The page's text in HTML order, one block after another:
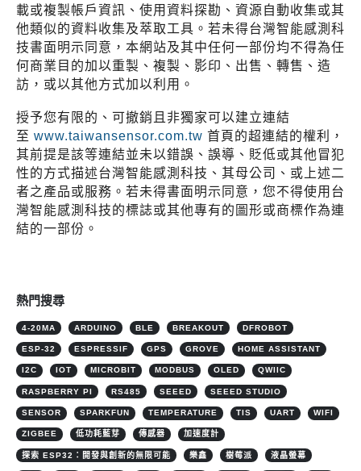
載或複製帳戶資訊、使用資料探勘、資源自動收集或其
他類似的資料收集及萃取工具。若未得台灣智能感測科
技書面明示同意，本網站及其中任何一部份均不得為任
何商業目的加以重製、複製、影印、出售、轉售、造
訪，或以其他方式加以利用。
授予您有限的、可撤銷且非獨家可以建立連結
至 www.taiwansensor.com.tw 首頁的超連結的權利，
其前提是該等連結並未以錯誤、誤導、貶低或其他冒犯
性的方式描述台灣智能感測科技、其母公司、或上述二
者之產品或服務。若未得書面明示同意，您不得使用台
灣智能感測科技的標誌或其他專有的圖形或商標作為連
結的一部份。
熱門搜尋
4-20MA ARDUINO BLE BREAKOUT DFROBOT
ESP-32 ESPRESSIF GPS GROVE HOME ASSISTANT
I2C IOT MICROBIT MODBUS OLED QWIIC
RASPBERRY PI RS485 SEEED SEEED STUDIO
SENSOR SPARKFUN TEMPERATURE TIS UART WIFI
ZIGBEE 低功耗藍芽 傳感器 加速度計
探索 ESP32：開發與創新的無限可能 樂鑫 樹莓派 液晶螢幕